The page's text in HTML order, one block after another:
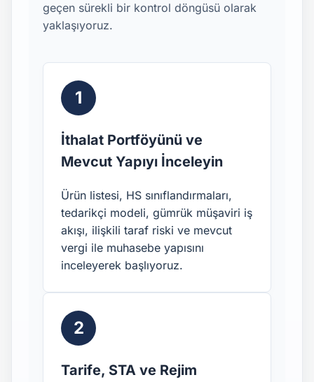
geçen sürekli bir kontrol döngüsü olarak
yaklaşıyoruz.
1
İthalat Portföyünü ve
Mevcut Yapıyı İnceleyin
Ürün listesi, HS sınıflandırmaları,
tedarikçi modeli, gümrük müşaviri iş
akışı, ilişkili taraf riski ve mevcut
vergi ile muhasebe yapısını
inceleyerek başlıyoruz.
2
Tarife, STA ve Rejim